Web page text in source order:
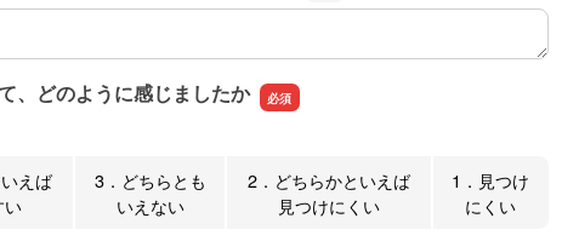
な理由があればご記入ください
、どのように感じましたか
えば
い
3．どちらとも
いえない
2．どちらかといえば
見つけにくい
1．見つけ
にくい